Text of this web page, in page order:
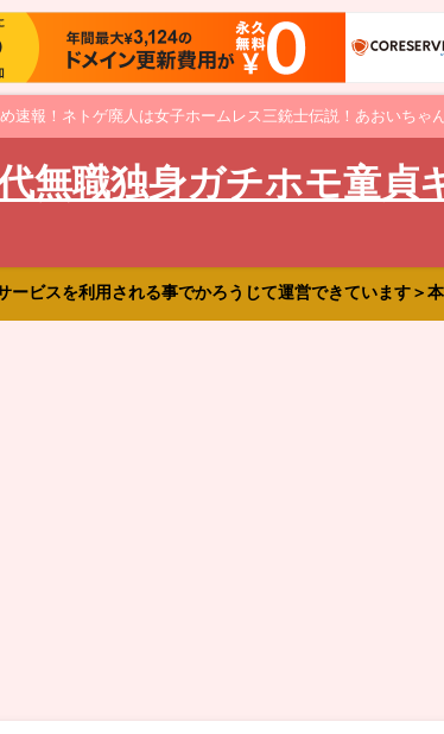
報！ネトゲ廃人は女子ホームレス三銃士伝説！あおいちゃ
無職独身ガチホモ童貞
ビスを利用される事でかろうじて運営できています＞